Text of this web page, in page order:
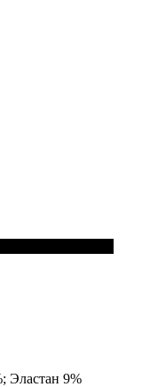
Эластан 9%